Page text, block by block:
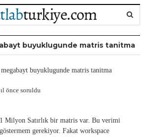
buyuklugunde matris tanitma
buyuklugunde matris tanitma
önce soruldu
Milyon Satırlık bir matris var. Bu verimi
gerekiyor. Fakat workspace